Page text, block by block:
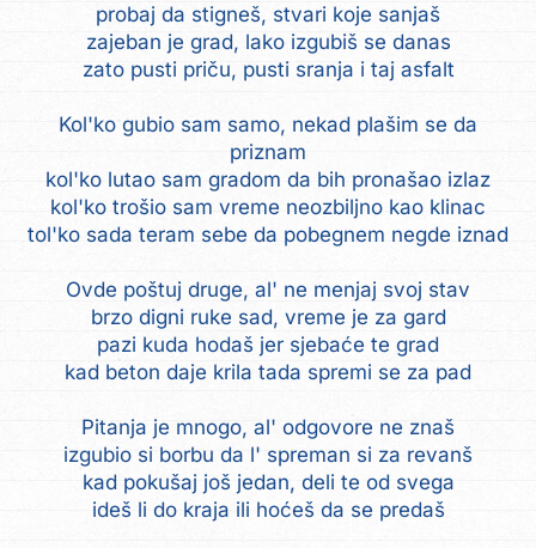
probaj da stigneš, stvari koje sanjaš
zajeban je grad, lako izgubiš se danas
zato pusti priču, pusti sranja i taj asfalt
Kol'ko gubio sam samo, nekad plašim se da
priznam
kol'ko lutao sam gradom da bih pronašao izlaz
kol'ko trošio sam vreme neozbiljno kao klinac
tol'ko sada teram sebe da pobegnem negde iznad
Ovde poštuj druge, al' ne menjaj svoj stav
brzo digni ruke sad, vreme je za gard
pazi kuda hodaš jer sjebaće te grad
kad beton daje krila tada spremi se za pad
Pitanja je mnogo, al' odgovore ne znaš
izgubio si borbu da l' spreman si za revanš
kad pokušaj još jedan, deli te od svega
ideš li do kraja ili hoćeš da se predaš